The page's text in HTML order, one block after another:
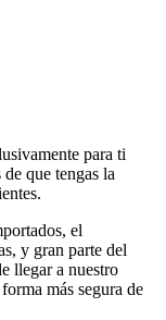
para ti
que tengas la
el
y gran parte del
llegar a nuestro
más segura de